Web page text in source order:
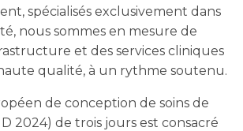
spécialisés exclusivement dans
nous sommes en mesure de
et des services cliniques
qualité, à un rythme soutenu.
de conception de soins de
2024) de trois jours est consacré